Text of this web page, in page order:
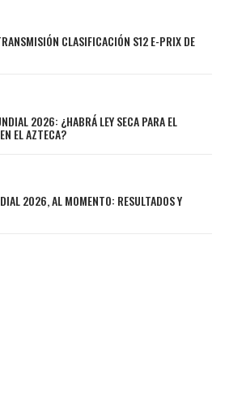
CLASIFICACIÓN S12 E-PRIX DE
2026: ¿HABRÁ LEY SECA PARA EL
EL AZTECA?
2026, AL MOMENTO: RESULTADOS Y